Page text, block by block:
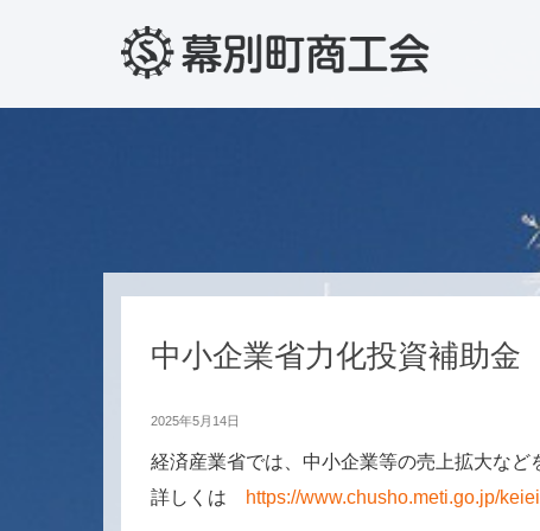
中小企業省力化投資補助金
2025年5月14日
経済産業省では、中小企業等の売上拡大など
詳しくは
https://www.chusho.meti.go.jp/